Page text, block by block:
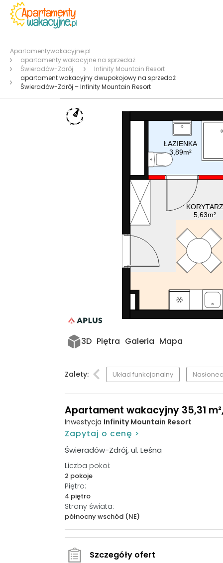
Apartamentywakacyjne.pl
apartamenty wakacyjne na sprzedaż
Świeradów-Zdrój
Infinity Mountain Resort
apartament wakacyjny dwupokojowy na sprzedaż
Świeradów-Zdrój – Infinity Mountain Resort
KORYTARZ
5,63m²
ŁAZIENKA
3,89m²
3D Piętra Galeria Mapa
Zalety: Układ funkcjonalny
Apartament wakacyjny 35,31
Inwestycja Infinity Mountain Resort
Zapytaj o cenę >
Świeradów-Zdrój, ul. Leśna
Liczba pokoi:
2 pokoje
Piętro:
4 piętro
Strony świata:
północny wschód (NE)
Szczegóły ofert